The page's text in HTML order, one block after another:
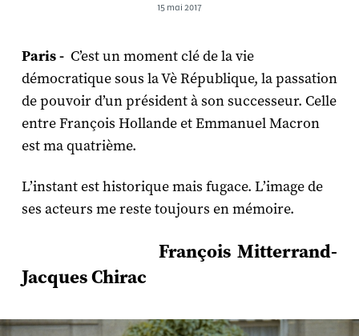
15 mai 2017
Paris - C’est un moment clé de la vie
démocratique sous la Vè République, la passation
de pouvoir d’un président à son successeur. Celle
entre François Hollande et Emmanuel Macron
est ma quatrième.
L’instant est historique mais fugace. L’image de
ses acteurs me reste toujours en mémoire.
François Mitterrand-
Jacques Chirac